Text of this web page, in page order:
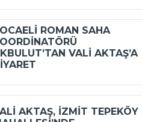
ROMAN SAHA
VALI AKTAŞ’A
AKTAŞ, İZMIT TEPEKÖY